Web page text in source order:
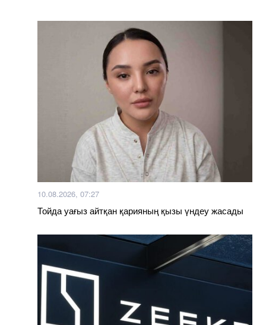
10.08.2026, 07:27
Тойда уағыз айтқан қарияның қызы үндеу жасады